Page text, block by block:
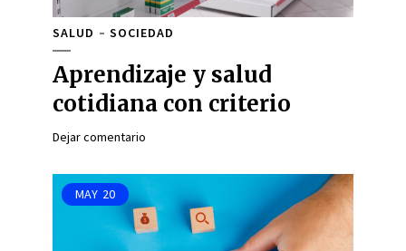
SALUD SOCIEDAD
Aprendizaje y salud
cotidiana con criterio
Dejar comentario
MAY 20